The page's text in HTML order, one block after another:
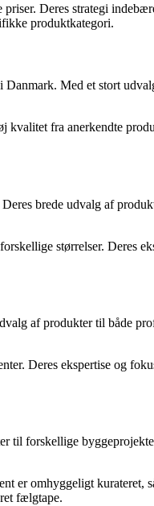
Deres strategi
produktkategori.
Med et stort
fra anerkendte
brede udvalg af
størrelser. Deres
af produkter til både
Deres ekspertise og
forskellige
omhyggeligt kurateret,
fælgtape.